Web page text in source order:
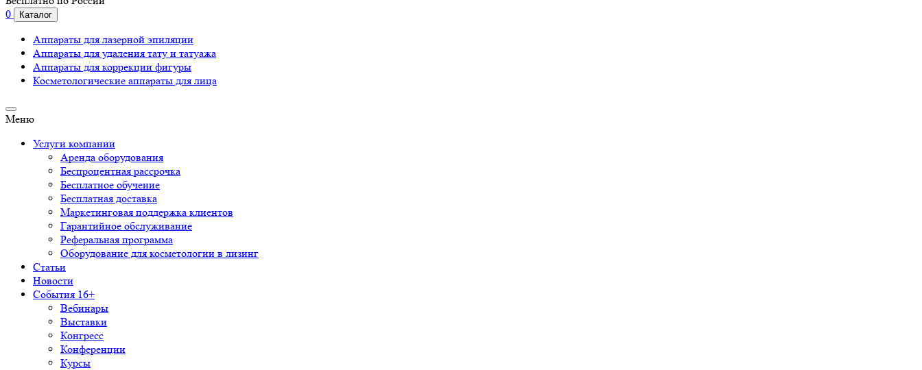
0
Каталог
Аппараты для лазерной эпиляции
Аппараты для удаления тату и татуажа
Аппараты для коррекции фигуры
Косметологические аппараты для лица
Меню
Услуги компании
Аренда оборудования
Беспроцентная рассрочка
Бесплатное обучение
Бесплатная доставка
Маркетинговая поддержка клиентов
Гарантийное обслуживание
Реферальная программа
Оборудование для косметологии в лизинг
Статьи
Новости
События 16+
Вебинары
Выставки
Конгресс
Конференции
Курсы